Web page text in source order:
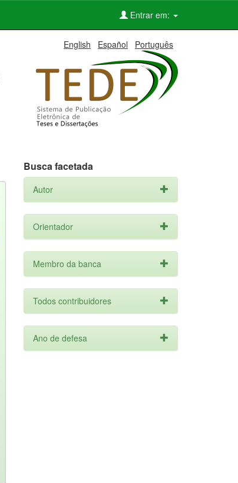
Entrar em:
English Español Português
Busca facetada
Autor
Orientador
Membro da banca
Todos contribuidores
Ano de defesa